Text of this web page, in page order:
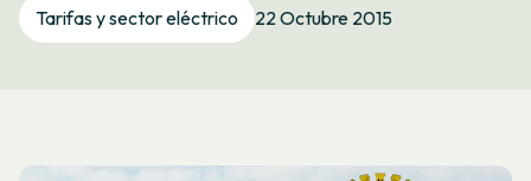
Oficina virtual
Tarifas y sector eléctrico 22 Octubre 2015